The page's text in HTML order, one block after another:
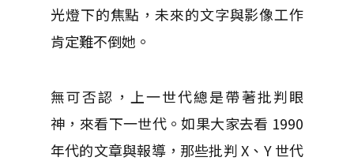
光燈下的焦點，未來的文字與影像工作
肯定難不倒她。
無可否認，上一世代總是帶著批判眼
神，來看下一世代。如果大家去看 1990
年代的文章與報導，那些批判 X、Y 世代